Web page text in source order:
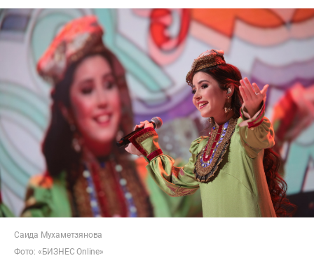
Саида Мухаметзянова
Фото: «БИЗНЕС Online»